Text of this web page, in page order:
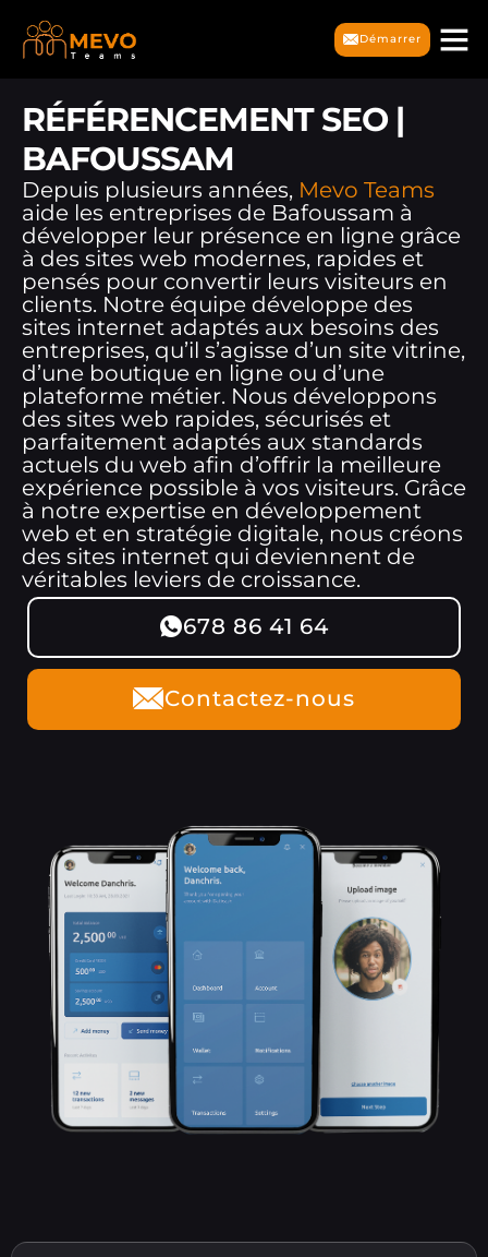
Démarrer
RÉFÉRENCEMENT SEO |
BAFOUSSAM
Depuis plusieurs années, Mevo Teams
aide les entreprises de Bafoussam à
développer leur présence en ligne grâce
à des sites web modernes, rapides et
pensés pour convertir leurs visiteurs en
clients. Notre équipe développe des
sites internet adaptés aux besoins des
entreprises, qu’il s’agisse d’un site vitrine,
d’une boutique en ligne ou d’une
plateforme métier. Nous développons
des sites web rapides, sécurisés et
parfaitement adaptés aux standards
actuels du web afin d’offrir la meilleure
expérience possible à vos visiteurs. Grâce
à notre expertise en développement
web et en stratégie digitale, nous créons
des sites internet qui deviennent de
véritables leviers de croissance.
678 86 41 64
Contactez-nous